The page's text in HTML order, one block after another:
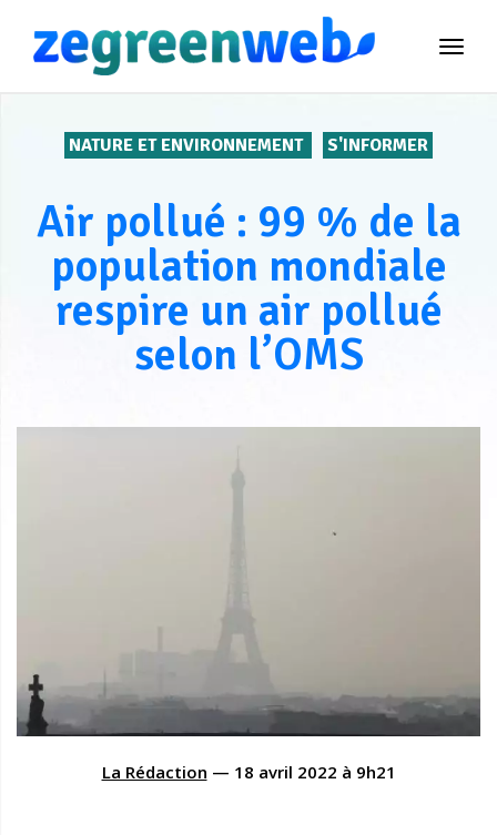
NATURE ET ENVIRONNEMENT S'INFORMER
Air pollué : 99 % de la
population mondiale
respire un air pollué
selon l’OMS
La Rédaction — 18 avril 2022 à 9h21